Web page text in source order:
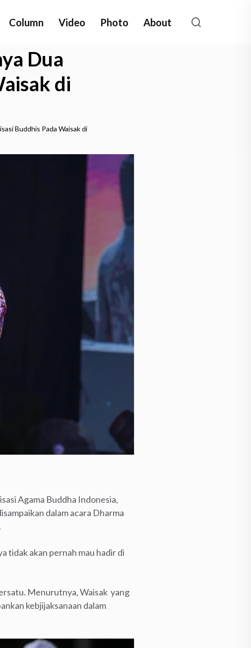
Column Video Photo About
Dua
di
Buddhis Pada Waisak di
Agama Buddha Indonesia,
dalam acara Dharma
tidak akan pernah mau hadir di
Menurutnya, Waisak yang
kebjijaksanaan dalam